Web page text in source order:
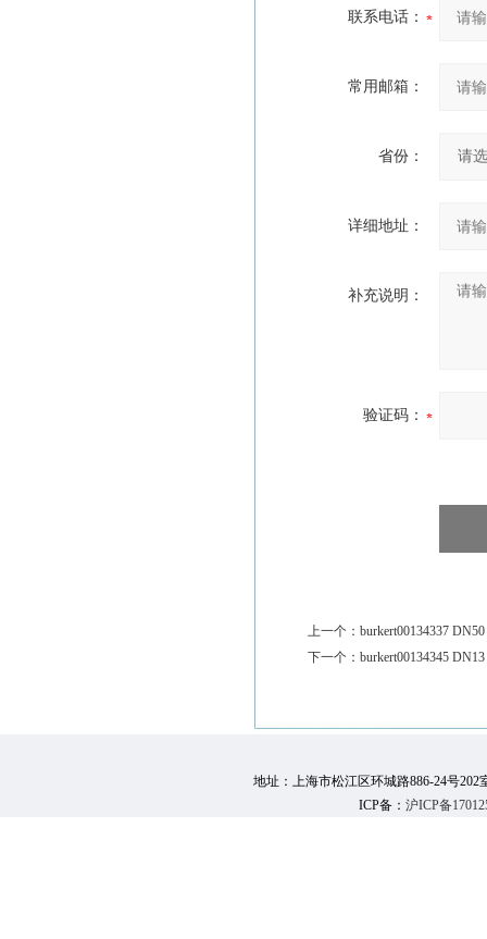
联系电话：
常用邮箱：
省份：
详细地址：
补充说明：
验证码：
上一个： burkert00134337 DN50
下一个： burkert00134345 DN13
地址：上海市松江区环城路886-24号202
ICP备： 沪ICP备